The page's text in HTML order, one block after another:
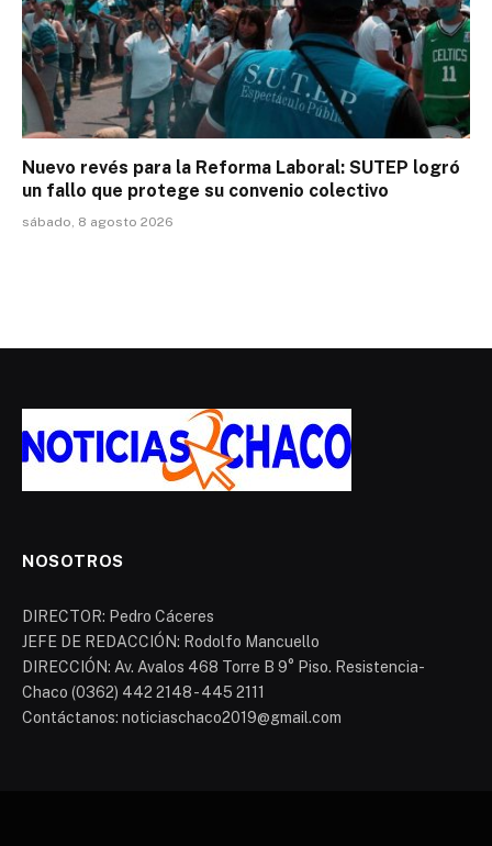
Nuevo revés para la Reforma Laboral: SUTEP logró
un fallo que protege su convenio colectivo
sábado, 8 agosto 2026
NOSOTROS
DIRECTOR: Pedro Cáceres
JEFE DE REDACCIÓN: Rodolfo Mancuello
DIRECCIÓN: Av. Avalos 468 Torre B 9° Piso. Resistencia-
Chaco (0362) 442 2148 - 445 2111
Contáctanos: noticiaschaco2019@gmail.com